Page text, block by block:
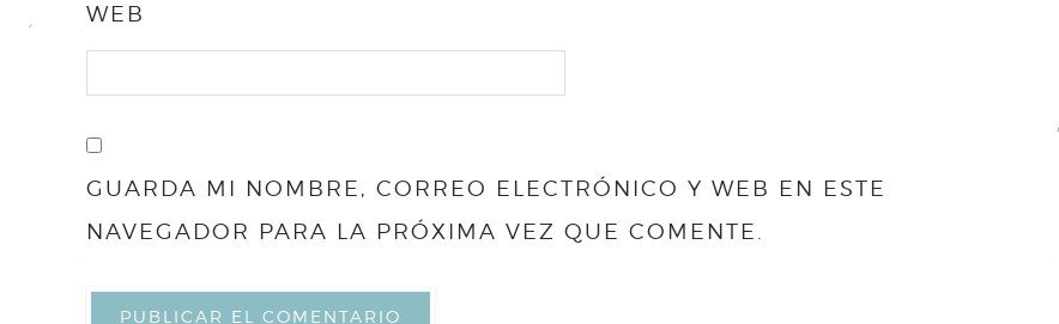
WEB
GUARDA MI NOMBRE, CORREO ELECTRÓNICO Y WEB EN ESTE
NAVEGADOR PARA LA PRÓXIMA VEZ QUE COMENTE.